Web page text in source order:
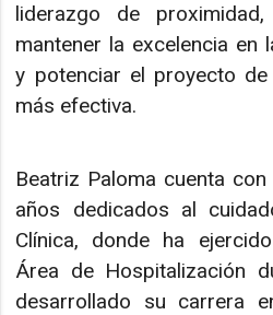
liderazgo de
mantener la excelencia en
y potenciar el proyecto
más efectiva.
Beatriz Paloma cuenta
años dedicados al
Clínica, donde ha
Área de Hospitalización
desarrollado su carrera